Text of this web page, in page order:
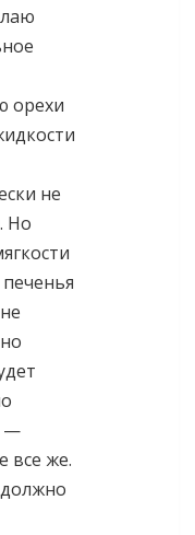
орехи
не
Но
—
все же.